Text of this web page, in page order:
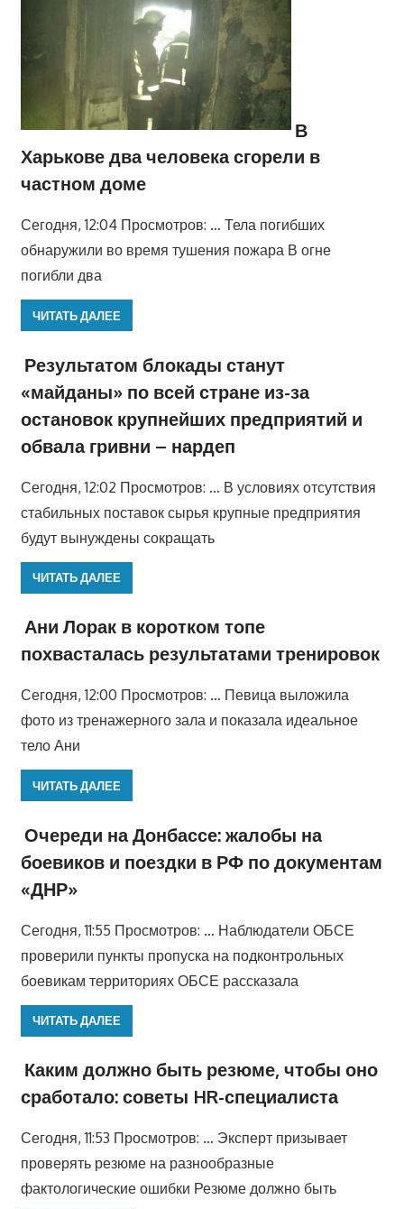
В
Харькове два человека сгорели в
частном доме
Сегодня, 12:04 Просмотров: … Тела погибших
обнаружили во время тушения пожара В огне
погибли два
ЧИТАТЬ ДАЛЕЕ
Результатом блокады станут
«майданы» по всей стране из-за
остановок крупнейших предприятий и
обвала гривни – нардеп
Сегодня, 12:02 Просмотров: … В условиях отсутствия
стабильных поставок сырья крупные предприятия
будут вынуждены сокращать
ЧИТАТЬ ДАЛЕЕ
Ани Лорак в коротком топе
похвасталась результатами тренировок
Сегодня, 12:00 Просмотров: … Певица выложила
фото из тренажерного зала и показала идеальное
тело Ани
ЧИТАТЬ ДАЛЕЕ
Очереди на Донбассе: жалобы на
боевиков и поездки в РФ по документам
«ДНР»
Сегодня, 11:55 Просмотров: … Наблюдатели ОБСЕ
проверили пункты пропуска на подконтрольных
боевикам территориях ОБСЕ рассказала
ЧИТАТЬ ДАЛЕЕ
Каким должно быть резюме, чтобы оно
сработало: советы HR-специалиста
Сегодня, 11:53 Просмотров: … Эксперт призывает
проверять резюме на разнообразные
фактологические ошибки Резюме должно быть